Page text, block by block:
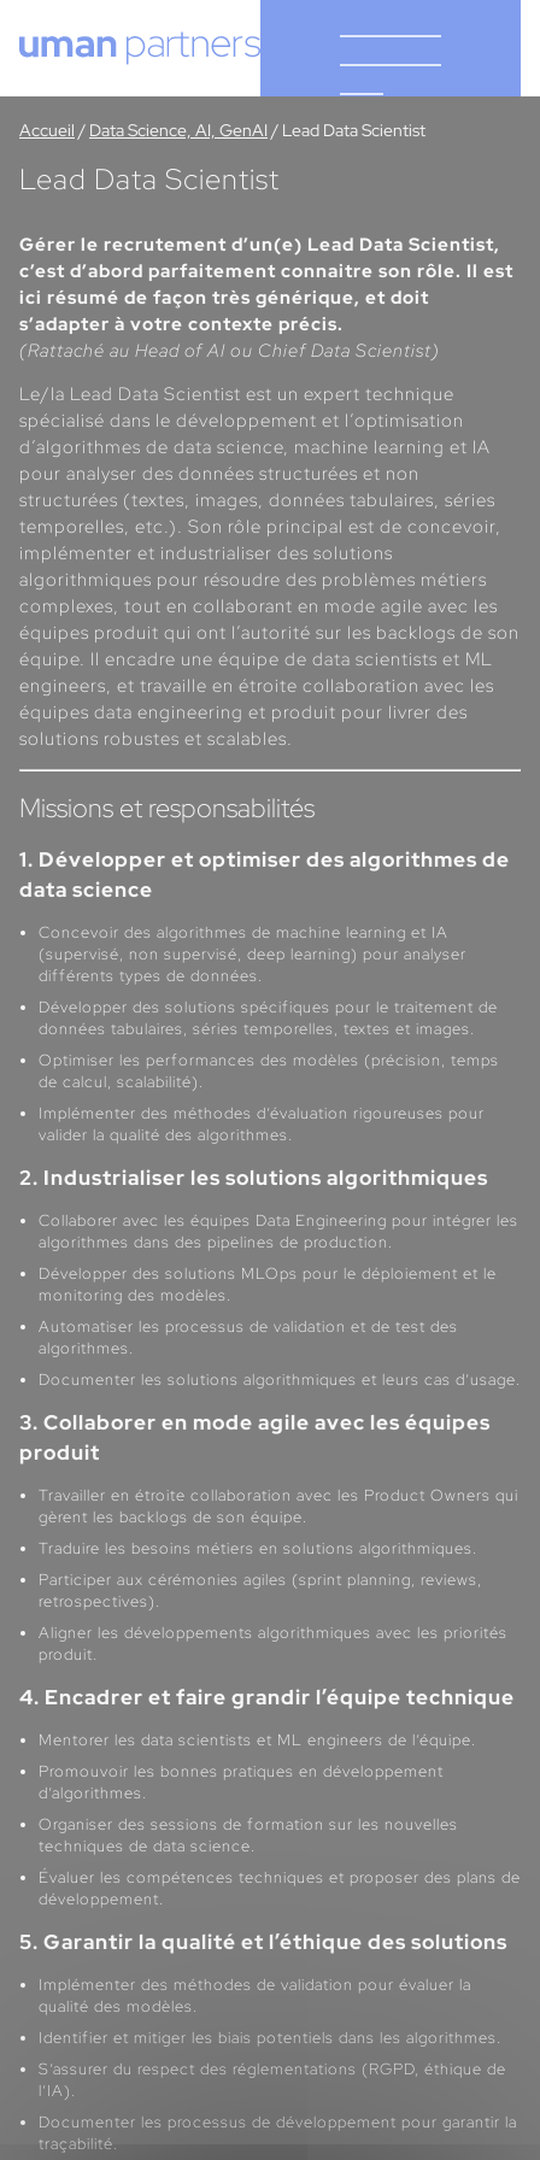
Accueil / Data Science, AI, GenAI / Lead Data Scientist
Lead Data Scientist
Gérer le recrutement d’un(e) Lead Data Scientist,
c’est d’abord parfaitement connaitre son rôle. Il est
ici résumé de façon très générique, et doit
s’adapter à votre contexte précis.
(Rattaché au Head of AI ou Chief Data Scientist)
Le/la Lead Data Scientist est un expert technique
spécialisé dans le développement et l’optimisation
d’algorithmes de data science, machine learning et IA
pour analyser des données structurées et non
structurées (textes, images, données tabulaires, séries
temporelles, etc.). Son rôle principal est de concevoir,
implémenter et industrialiser des solutions
algorithmiques pour résoudre des problèmes métiers
complexes, tout en collaborant en mode agile avec les
équipes produit qui ont l’autorité sur les backlogs de son
équipe. Il encadre une équipe de data scientists et ML
engineers, et travaille en étroite collaboration avec les
équipes data engineering et produit pour livrer des
solutions robustes et scalables.
Missions et responsabilités
1. Développer et optimiser des algorithmes de
data science
Concevoir des algorithmes de machine learning et IA
(supervisé, non supervisé, deep learning) pour analyser
différents types de données.
Développer des solutions spécifiques pour le traitement de
données tabulaires, séries temporelles, textes et images.
Optimiser les performances des modèles (précision, temps
de calcul, scalabilité).
Implémenter des méthodes d’évaluation rigoureuses pour
valider la qualité des algorithmes.
2. Industrialiser les solutions algorithmiques
Collaborer avec les équipes Data Engineering pour intégrer les
algorithmes dans des pipelines de production.
Développer des solutions MLOps pour le déploiement et le
monitoring des modèles.
Automatiser les processus de validation et de test des
algorithmes.
Documenter les solutions algorithmiques et leurs cas d’usage.
3. Collaborer en mode agile avec les équipes
produit
Travailler en étroite collaboration avec les Product Owners qui
gèrent les backlogs de son équipe.
Traduire les besoins métiers en solutions algorithmiques.
Participer aux cérémonies agiles (sprint planning, reviews,
retrospectives).
Aligner les développements algorithmiques avec les priorités
produit.
4. Encadrer et faire grandir l’équipe technique
Mentorer les data scientists et ML engineers de l’équipe.
Promouvoir les bonnes pratiques en développement
d’algorithmes.
Organiser des sessions de formation sur les nouvelles
techniques de data science.
Évaluer les compétences techniques et proposer des plans de
développement.
5. Garantir la qualité et l’éthique des solutions
Implémenter des méthodes de validation pour évaluer la
qualité des modèles.
Identifier et mitiger les biais potentiels dans les algorithmes.
S’assurer du respect des réglementations (RGPD, éthique de
l’IA).
Documenter les processus de développement pour garantir la
traçabilité.